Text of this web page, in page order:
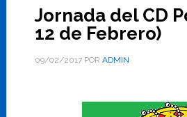
Jornada del CD
12 de Febrero)
09/02/2017POR ADMIN